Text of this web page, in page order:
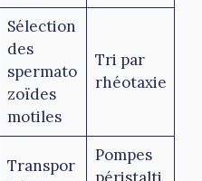
Sélection
des
spermato
zoïdes
motiles
Tri par
rhéotaxie
Transpor
Pompes